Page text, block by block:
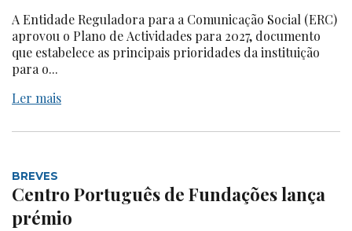
A Entidade Reguladora para a Comunicação Social (ERC)
aprovou o Plano de Actividades para 2027, documento
que estabelece as principais prioridades da instituição
para o...
Ler mais
BREVES
Centro Português de Fundações lança
prémio